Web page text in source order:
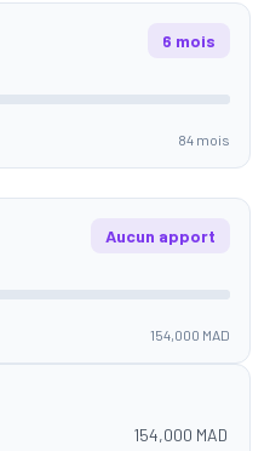
6 mois
84 mois
Aucun apport
154,000 MAD
154,000 MAD